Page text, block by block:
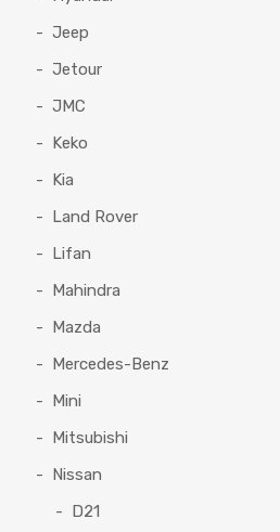
Jeep
Jetour
JMC
Keko
Kia
Land Rover
Lifan
Mahindra
Mazda
Mercedes-Benz
Mini
Mitsubishi
Nissan
D21